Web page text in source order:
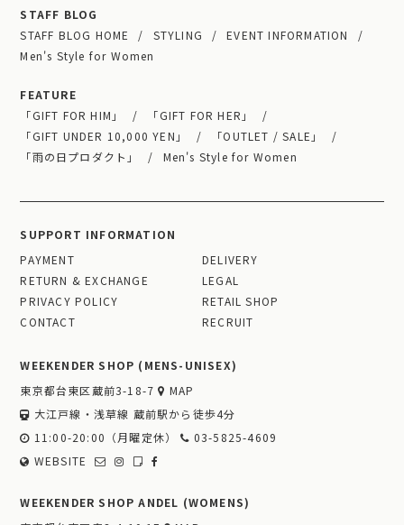
STAFF BLOG
STAFF BLOG HOME
STYLING
EVENT INFORMATION
Men's Style for Women
FEATURE
「GIFT FOR HIM」
「GIFT FOR HER」
「GIFT UNDER 10,000 YEN」
「OUTLET / SALE」
「雨の日プロダクト」
Men's Style for Women
SUPPORT INFORMATION
PAYMENT
DELIVERY
RETURN & EXCHANGE
LEGAL
PRIVACY POLICY
RETAIL SHOP
CONTACT
RECRUIT
WEEKENDER SHOP (MENS-UNISEX)
東京都台東区蔵前3-18-7
MAP
大江戸線・浅草線 蔵前駅から徒歩4分
11:00-20:00（月曜定休）
03-5825-4609
WEBSITE
WEEKENDER SHOP ANDEL (WOMENS)